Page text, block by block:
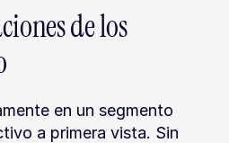
de los
en un segmento
a primera vista. Sin